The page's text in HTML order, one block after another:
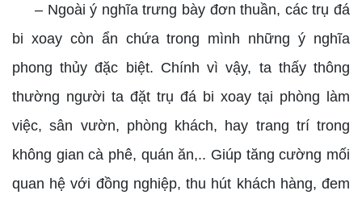
– Ngoài ý nghĩa trưng bày đơn thuần, các trụ đá
bi xoay còn ẩn chứa trong mình những ý nghĩa
phong thủy đặc biệt. Chính vì vậy, ta thấy thông
thường người ta đặt trụ đá bi xoay tại phòng làm
việc, sân vườn, phòng khách, hay trang trí trong
không gian cà phê, quán ăn,.. Giúp tăng cường mối
quan hệ với đồng nghiệp, thu hút khách hàng, đem